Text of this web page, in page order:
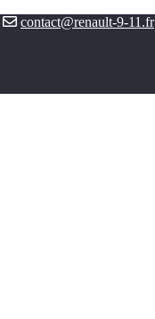
contact@renault-9-11.fr